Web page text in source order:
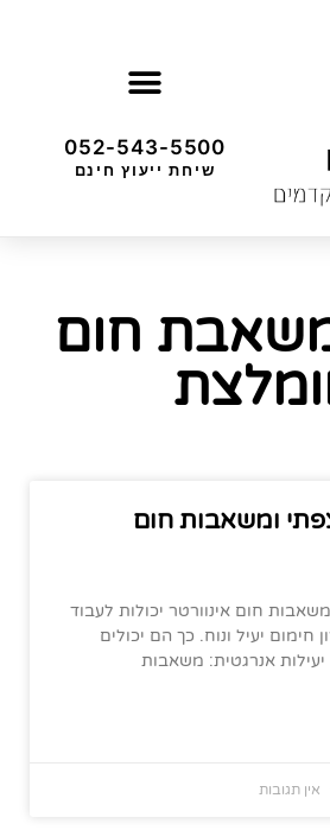
052-543-5500
שיחת ייעוץ חינם
חום
ומשאבות חום
חום אינוורטר יכולות לעבוד
חימום יעיל ונוח. כך הם יכולים
אנרגטית: משאבות
אין תגובות